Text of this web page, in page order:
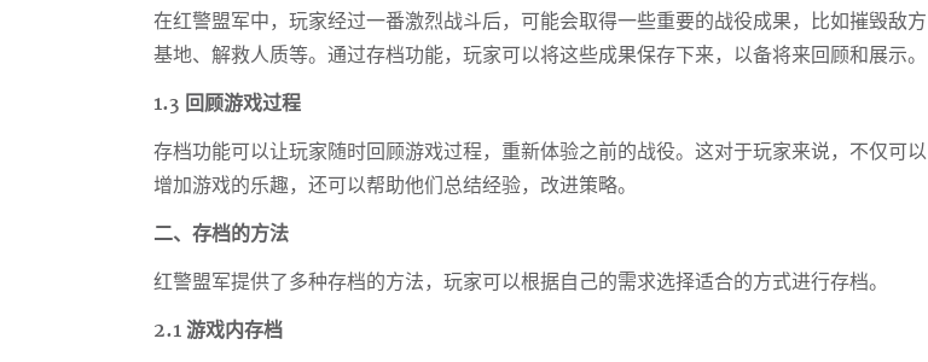
在红警盟军中，玩家经过一番激烈战斗后，可能会取得一些重要的战役成果，比如摧毁敌方
基地、解救人质等。通过存档功能，玩家可以将这些成果保存下来，以备将来回顾和展示。
1.3 回顾游戏过程
存档功能可以让玩家随时回顾游戏过程，重新体验之前的战役。这对于玩家来说，不仅可以
增加游戏的乐趣，还可以帮助他们总结经验，改进策略。
二、存档的方法
红警盟军提供了多种存档的方法，玩家可以根据自己的需求选择适合的方式进行存档。
2.1 游戏内存档